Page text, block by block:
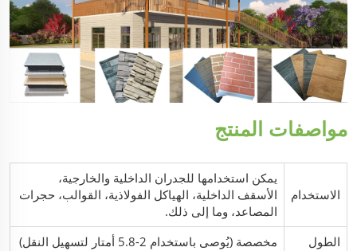
مواصفات المنتج
الاستخدام
يمكن استخدامها للجدران الداخلية والخارجية،
الأسقف الداخلية، الهياكل الفولاذية، القوالب، حجرات
المصاعد، وما إلى ذلك.
الطول
مخصصة (يُوصى باستخدام 2-5.8 أمتار لتسهيل النقل)